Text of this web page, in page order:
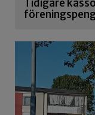
Tidigare